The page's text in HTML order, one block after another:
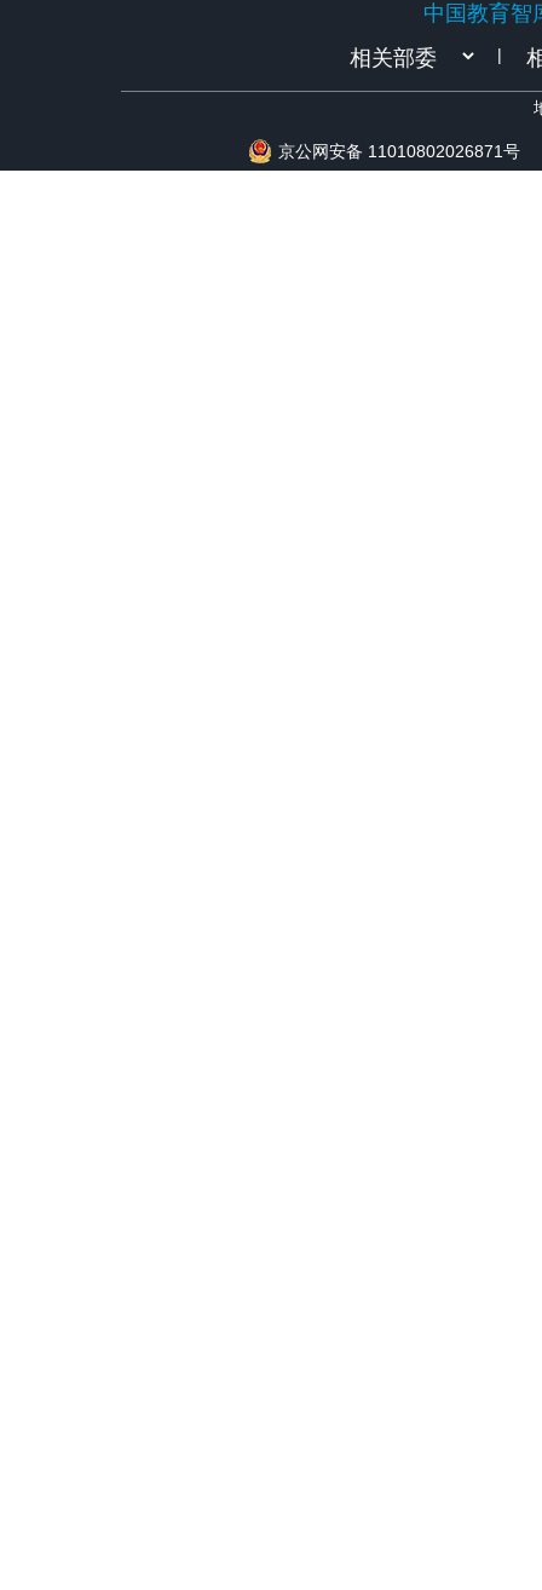
中国教育智
|
京公网安备 11010802026871号